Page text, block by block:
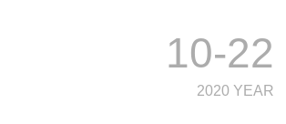
10-22
2020 YEAR